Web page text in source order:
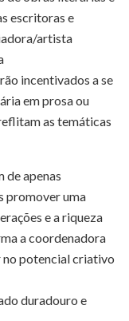
escritoras e
artista
incentivados a se
em prosa ou
as temáticas
de apenas
promover uma
e a riqueza
a coordenadora
no potencial criativo
duradouro e